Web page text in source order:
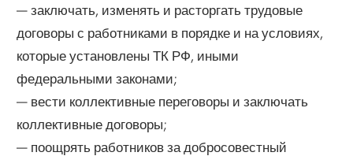
— заключать, изменять и расторгать трудовые
договоры с работниками в порядке и на условиях,
которые установлены ТК РФ, иными
федеральными законами;
— вести коллективные переговоры и заключать
коллективные договоры;
— поощрять работников за добросовестный